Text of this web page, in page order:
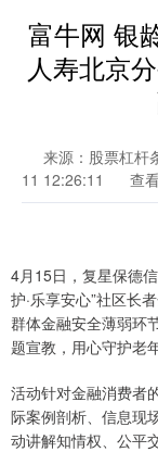
富牛网 银
人寿北京
来源：股票杠杆
11 12:26:11
查
4月15日，复星保德
护·乐享安心”社区长
群体金融安全薄弱环
题宣教，用心守护老
活动针对金融消费者
际案例剖析、信息现
动讲解知情权、公平